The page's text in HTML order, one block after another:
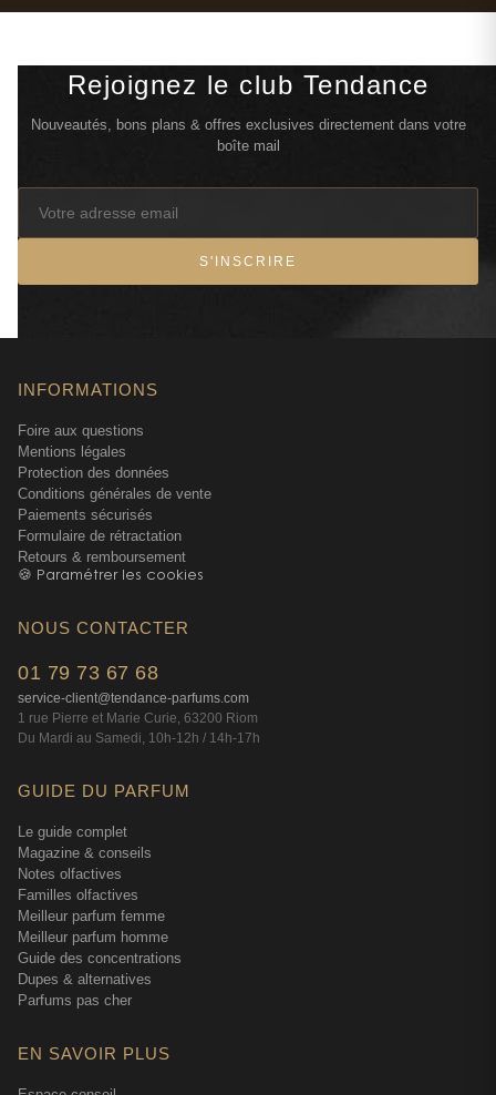
Rejoignez le club Tendance
Nouveautés, bons plans & offres exclusives directement dans votre
boîte mail
S'INSCRIRE
INFORMATIONS
Foire aux questions
Mentions légales
Protection des données
Conditions générales de vente
Paiements sécurisés
Formulaire de rétractation
Retours & remboursement
🍪 Paramétrer les cookies
NOUS CONTACTER
01 79 73 67 68
service-client@tendance-parfums.com
1 rue Pierre et Marie Curie, 63200 Riom
Du Mardi au Samedi, 10h-12h / 14h-17h
GUIDE DU PARFUM
Le guide complet
Magazine & conseils
Notes olfactives
Familles olfactives
Meilleur parfum femme
Meilleur parfum homme
Guide des concentrations
Dupes & alternatives
Parfums pas cher
EN SAVOIR PLUS